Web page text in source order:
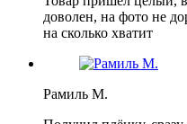
доволен, на фото не
на сколько хватит
Рамиль М.